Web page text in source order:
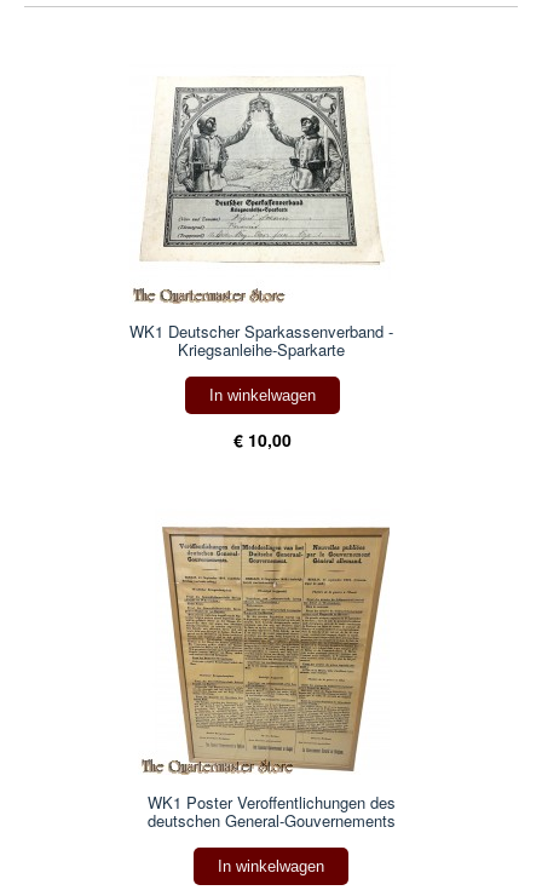
WK1 Deutscher Sparkassenverband -
Kriegsanleihe-Sparkarte
In winkelwagen
€ 10,00
WK1 Poster Veroffentlichungen des
deutschen General-Gouvernements
In winkelwagen